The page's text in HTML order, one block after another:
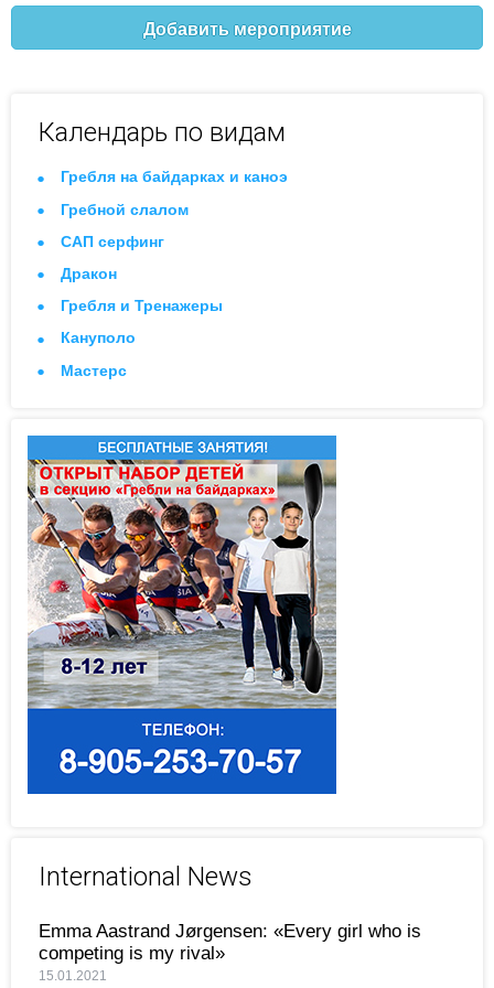
Добавить мероприятие
Календарь по видам
Гребля на байдарках и каноэ
Гребной слалом
САП серфинг
Дракон
Гребля и Тренажеры
Кануполо
Мастерс
International News
Emma Aastrand Jørgensen: «Every girl who is
competing is my rival»
15.01.2021